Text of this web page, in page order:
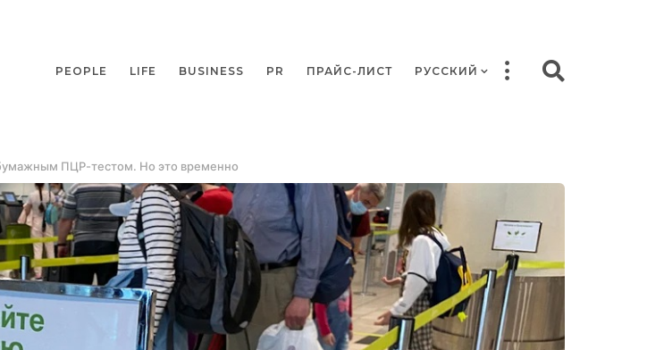
PEOPLE LIFE BUSINESS PR ПРАЙС-ЛИСТ РУССКИЙ
ПЦР-тестом. Но это временно